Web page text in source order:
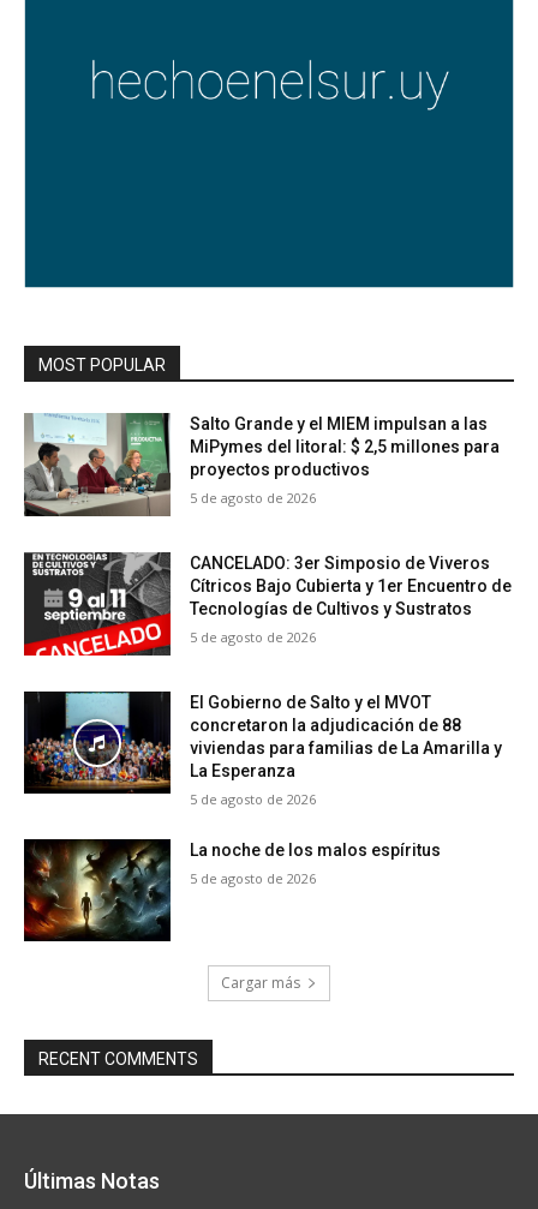
MOST POPULAR
Salto Grande y el MIEM impulsan a las
MiPymes del litoral: $ 2,5 millones para
proyectos productivos
5 de agosto de 2026
CANCELADO: 3er Simposio de Viveros
Cítricos Bajo Cubierta y 1er Encuentro de
Tecnologías de Cultivos y Sustratos
5 de agosto de 2026
El Gobierno de Salto y el MVOT
concretaron la adjudicación de 88
viviendas para familias de La Amarilla y
La Esperanza
5 de agosto de 2026
La noche de los malos espíritus
5 de agosto de 2026
Cargar más
RECENT COMMENTS
Últimas Notas